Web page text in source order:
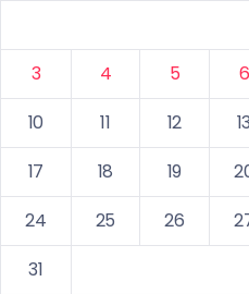
3
4 5 6
10
11 12 13
17
18 19
24
25 26
31